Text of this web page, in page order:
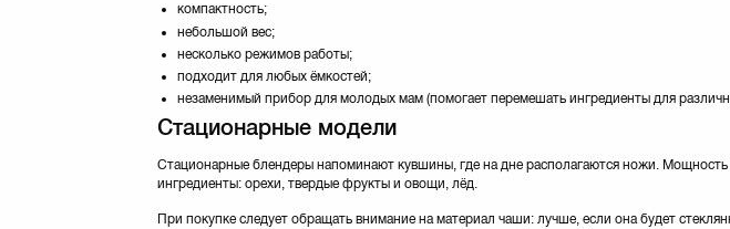
компактность;
небольшой вес;
несколько режимов работы;
подходит для любых ёмкостей;
незаменимый прибор для молодых мам (помогает перемешать ингредиенты для
Стационарные модели
Стационарные блендеры напоминают кувшины, где на дне располагаются ножи.
ингредиенты: орехи, твердые фрукты и овощи, лёд.
При покупке следует обращать внимание на материал чаши: лучше, если она будет